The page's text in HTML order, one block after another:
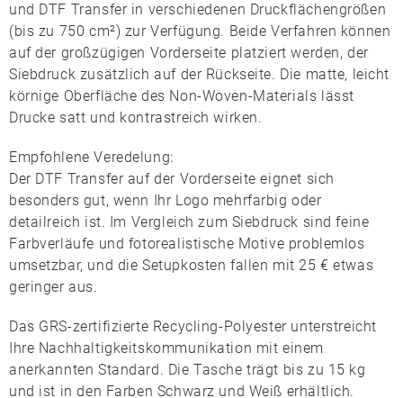
und DTF Transferin verschiedenen Druckflächengrößen
(bis zu 750 cm²) zur Verfügung. Beide Verfahren können
auf der großzügigen Vorderseite platziert werden, der
Siebdruck zusätzlich auf der Rückseite. Die matte, leicht
körnige Oberfläche des Non-Woven-Materials lässt
Drucke satt und kontrastreich wirken.
Empfohlene Veredelung:
Der DTF Transferauf der Vorderseite eignet sich
besonders gut, wenn Ihr Logo mehrfarbig oder
detailreich ist. Im Vergleich zum Siebdruck sind feine
Farbverläufe und fotorealistische Motive problemlos
umsetzbar, und die Setupkosten fallen mit 25 € etwas
geringer aus.
Das GRS-zertifizierte Recycling-Polyester unterstreicht
Ihre Nachhaltigkeitskommunikation mit einem
anerkannten Standard. Die Tasche trägt bis zu 15 kg
und ist in den Farben Schwarz und Weiß erhältlich.